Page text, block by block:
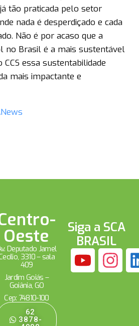
tão praticada pelo setor
nada é desperdiçado e cada
Não é por acaso que a
no Brasil é a mais sustentável
essa sustentabilidade
mais impactante e
Oeste
Deputado Jamel
3310 – sala
409
Jardim Goiás –
Goiânia, GO
Cep: 74810-100
62
3878-
Siga a SCA
BRASIL